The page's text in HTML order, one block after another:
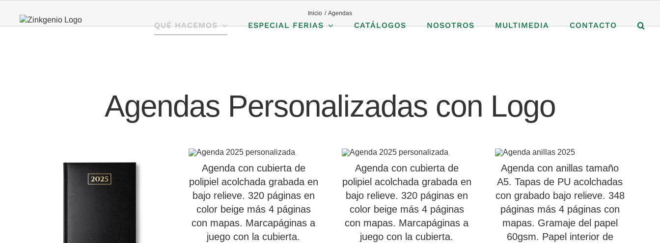
contenido
QUÉ HACEMOS ESPECIAL FERIAS CATÁLOGOS NOSOTROS MULTIMEDIA CONTACTO
Inicio Agendas
Agendas Personalizadas con Logo
Agenda con cubierta de
polipiel acolchada grabada en
bajo relieve. 320 páginas en
color beige más 4 páginas
con mapas. Marcapáginas a
juego con la cubierta.
Agenda con cubierta de
polipiel acolchada grabada en
bajo relieve. 320 páginas en
color beige más 4 páginas
con mapas. Marcapáginas a
juego con la cubierta.
Agenda con anillas tamaño
A5. Tapas de PU acolchadas
con grabado bajo relieve. 348
páginas más 4 páginas con
mapas. Gramaje del papel
60gsm. Papel interior de